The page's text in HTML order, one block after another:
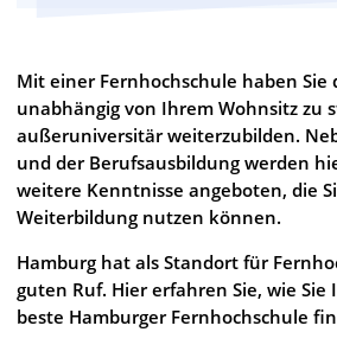
Mit einer Fernhochschule haben Sie
unabhängig von Ihrem Wohnsitz zu
außeruniversitär weiterzubilden.
und der Berufsausbildung werden
weitere Kenntnisse angeboten, die
Weiterbildung nutzen können.
Hamburg hat als Standort für
guten Ruf. Hier erfahren Sie, wie Sie
beste Hamburger Fernhochschule